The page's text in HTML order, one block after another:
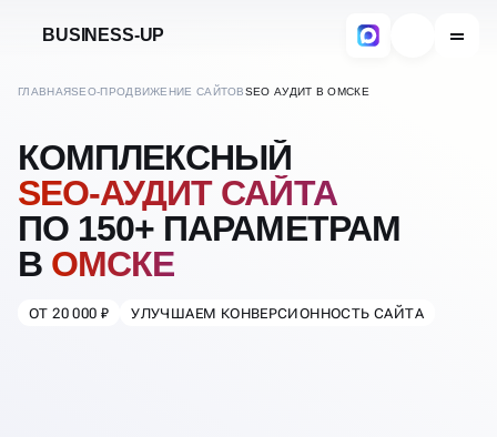
BUSINESS-UP
ГЛАВНАЯSEO-ПРОДВИЖЕНИЕ САЙТОВSEO АУДИТ В ОМСКЕ
КОМПЛЕКСНЫЙ
SEO-АУДИТ САЙТА
ПО 150+ ПАРАМЕТРАМ
В ОМСКЕ
ОТ 20 000 ₽ УЛУЧШАЕМ КОНВЕРСИОННОСТЬ САЙТА